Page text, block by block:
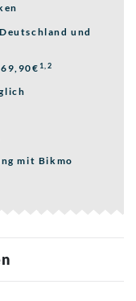
und
1,2
mit Bikmo